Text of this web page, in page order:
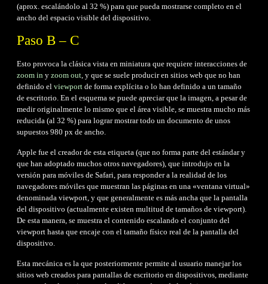
(aprox. escalándolo al 32 %) para que pueda mostrarse completo en el
ancho del espacio visible del dispositivo.
Paso B – C
Esto provoca la clásica vista en miniatura que requiere interacciones de
zoom in y zoom out , y que se suele producir en sitios web que no han
definido elviewport de forma explícita o lo han definido a un tamaño
de escritorio. En el esquema se puede apreciar que la imagen, a pesar de
medir originalmente lo mismo que el área visible, se muestra mucho más
reducida (al 32 %) para lograr mostrar todo un documento de unos
supuestos 980 px de ancho.
Apple fue el creador de esta etiqueta (que no forma parte del estándar y
que han adoptado muchos otros navegadores), que introdujo en la
versión para móviles de Safari, para responder a la realidad de los
navegadores móviles que muestran las páginas en una «ventana virtual»
denominada viewport, y que generalmente es más ancha que la pantalla
del dispositivo (actualmente existen multitud de tamaños de viewport).
De esta manera, se muestra el contenido escalando el conjunto del
viewport hasta que encaje con el tamaño físico real de la pantalla del
dispositivo.
Esta mecánica es la que posteriormente permite al usuario manejar los
sitios web creados para pantallas de escritorio en dispositivos, mediante